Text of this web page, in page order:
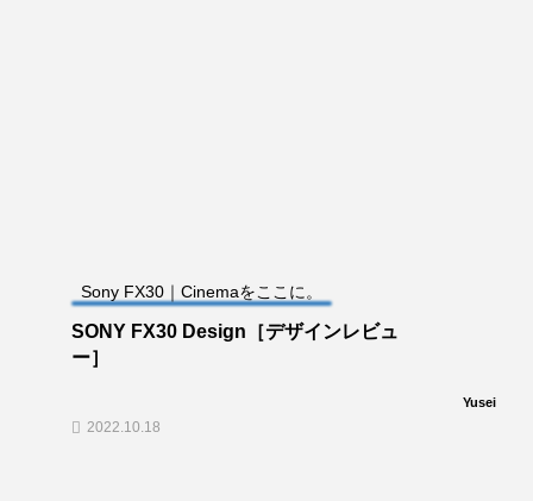
Sony FX30｜Cinemaをここに。
SONY FX30 Design［デザインレビュ
ー］
Yusei
2022.10.18